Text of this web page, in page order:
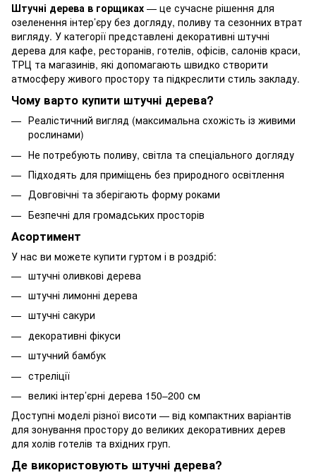
Штучні дерева в горщиках — це сучасне рішення для
озеленення інтер’єру без догляду, поливу та сезонних втрат
вигляду. У категорії представлені декоративні штучні
дерева для кафе, ресторанів, готелів, офісів, салонів краси,
ТРЦ та магазинів, які допомагають швидко створити
атмосферу живого простору та підкреслити стиль закладу.
Чому варто купити штучні дерева?
Реалістичний вигляд (максимальна схожість із живими
рослинами)
Не потребують поливу, світла та спеціального догляду
Підходять для приміщень без природного освітлення
Довговічні та зберігають форму роками
Безпечні для громадських просторів
Асортимент
У нас ви можете купити гуртом і в роздріб:
штучні оливкові дерева
штучні лимонні дерева
штучні сакури
декоративні фікуси
штучний бамбук
стреліції
великі інтер’єрні дерева 150–200 см
Доступні моделі різної висоти — від компактних варіантів
для зонування простору до великих декоративних дерев
для холів готелів та вхідних груп.
Де використовують штучні дерева?